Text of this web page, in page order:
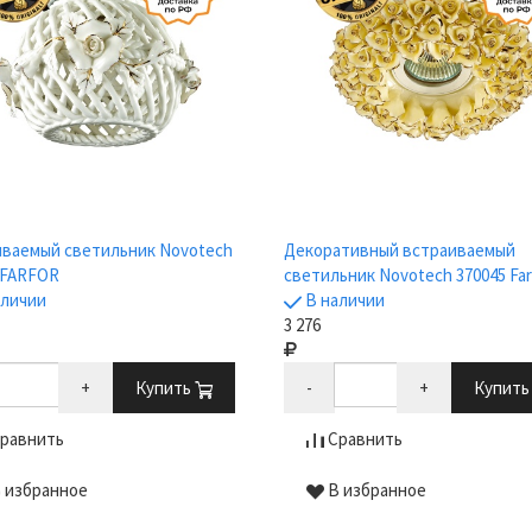
светильник Novotech
+ Купить
избранное
Декоративный встраиваемый
светильник Novotech 370045
В наличии
3 276
- + Купить
Сравнить
В избранное